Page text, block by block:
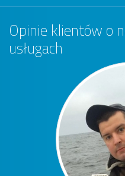
Opinie klientów o
usługach